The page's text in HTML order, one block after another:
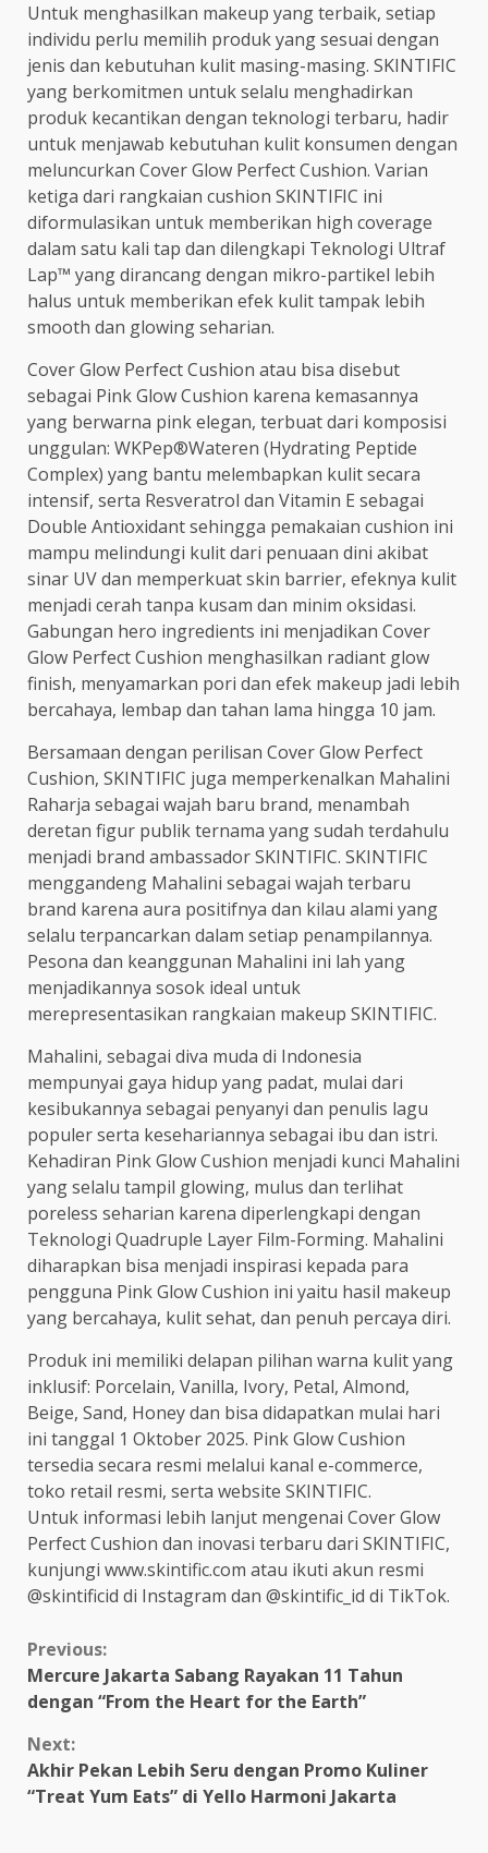
Untuk menghasilkan makeup yang terbaik, setiap
individu perlu memilih produk yang sesuai dengan
jenis dan kebutuhan kulit masing-masing. SKINTIFIC
yang berkomitmen untuk selalu menghadirkan
produk kecantikan dengan teknologi terbaru, hadir
untuk menjawab kebutuhan kulit konsumen dengan
meluncurkan Cover Glow Perfect Cushion. Varian
ketiga dari rangkaian cushion SKINTIFIC ini
diformulasikan untuk memberikan high coverage
dalam satu kali tap dan dilengkapi Teknologi Ultraf
Lap™ yang dirancang dengan mikro-partikel lebih
halus untuk memberikan efek kulit tampak lebih
smooth dan glowing seharian.
Cover Glow Perfect Cushion atau bisa disebut
sebagai Pink Glow Cushion karena kemasannya
yang berwarna pink elegan, terbuat dari komposisi
unggulan: WKPep®Wateren (Hydrating Peptide
Complex) yang bantu melembapkan kulit secara
intensif, serta Resveratrol dan Vitamin E sebagai
Double Antioxidant sehingga pemakaian cushion ini
mampu melindungi kulit dari penuaan dini akibat
sinar UV dan memperkuat skin barrier, efeknya kulit
menjadi cerah tanpa kusam dan minim oksidasi.
Gabungan hero ingredients ini menjadikan Cover
Glow Perfect Cushion menghasilkan radiant glow
finish, menyamarkan pori dan efek makeup jadi lebih
bercahaya, lembap dan tahan lama hingga 10 jam.
Bersamaan dengan perilisan Cover Glow Perfect
Cushion, SKINTIFIC juga memperkenalkan Mahalini
Raharja sebagai wajah baru brand, menambah
deretan figur publik ternama yang sudah terdahulu
menjadi brand ambassador SKINTIFIC. SKINTIFIC
menggandeng Mahalini sebagai wajah terbaru
brand karena aura positifnya dan kilau alami yang
selalu terpancarkan dalam setiap penampilannya.
Pesona dan keanggunan Mahalini ini lah yang
menjadikannya sosok ideal untuk
merepresentasikan rangkaian makeup SKINTIFIC.
Mahalini, sebagai diva muda di Indonesia
mempunyai gaya hidup yang padat, mulai dari
kesibukannya sebagai penyanyi dan penulis lagu
populer serta kesehariannya sebagai ibu dan istri.
Kehadiran Pink Glow Cushion menjadi kunci Mahalini
yang selalu tampil glowing, mulus dan terlihat
poreless seharian karena diperlengkapi dengan
Teknologi Quadruple Layer Film-Forming. Mahalini
diharapkan bisa menjadi inspirasi kepada para
pengguna Pink Glow Cushion ini yaitu hasil makeup
yang bercahaya, kulit sehat, dan penuh percaya diri.
Produk ini memiliki delapan pilihan warna kulit yang
inklusif: Porcelain, Vanilla, Ivory, Petal, Almond,
Beige, Sand, Honey dan bisa didapatkan mulai hari
ini tanggal 1 Oktober 2025. Pink Glow Cushion
tersedia secara resmi melalui kanal e-commerce,
toko retail resmi, serta website SKINTIFIC.
Untuk informasi lebih lanjut mengenai Cover Glow
Perfect Cushion dan inovasi terbaru dari SKINTIFIC,
kunjungi www.skintific.com atau ikuti akun resmi
@skintificid di Instagram dan @skintific_id di TikTok.
Continue
Reading
Previous:
Mercure Jakarta Sabang Rayakan 11 Tahun
dengan “From the Heart for the Earth”
Next:
Akhir Pekan Lebih Seru dengan Promo Kuliner
“Treat Yum Eats” di Yello Harmoni Jakarta